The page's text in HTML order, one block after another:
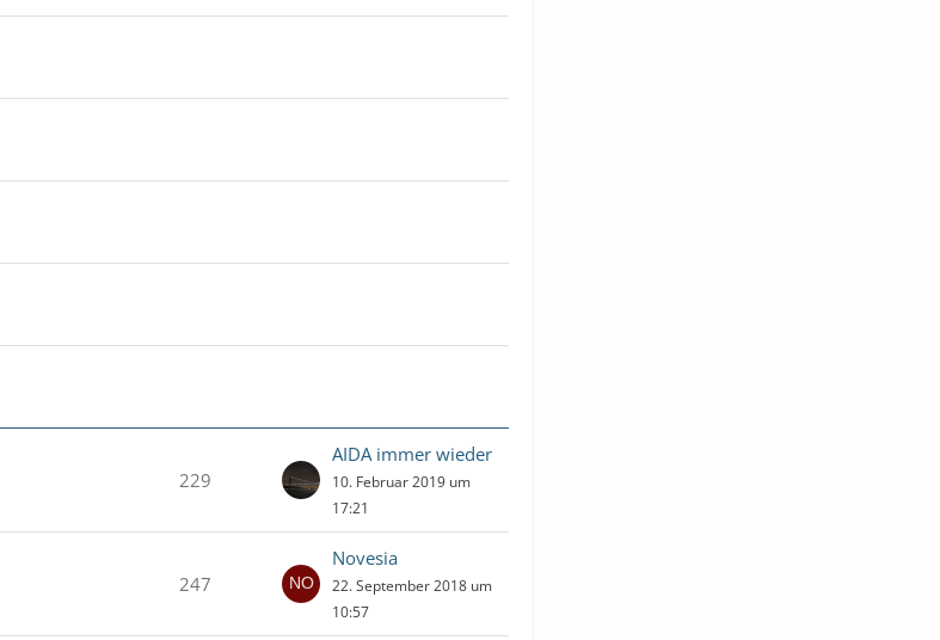
229
AIDA immer wieder
10. Februar 2019 um
17:21
247
Novesia
22. September 2018 um
10:57